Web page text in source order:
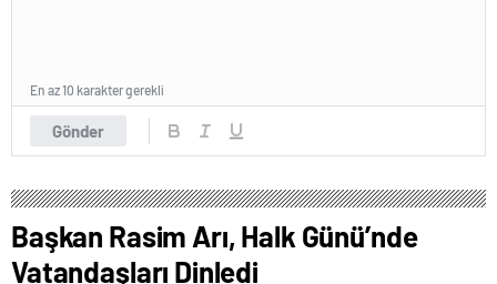
Gönder
En az 10 karakter gerekli
Başkan Rasim Arı, Halk Günü’nde
Vatandaşları Dinledi